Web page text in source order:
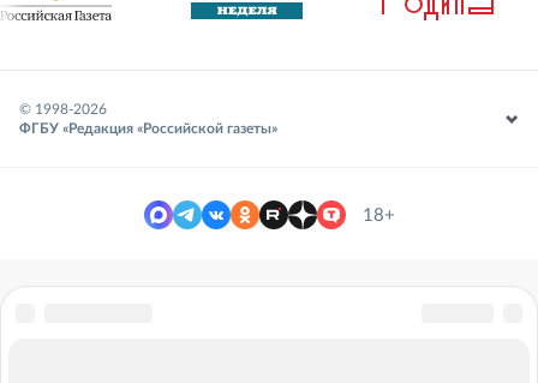
© 1998-2026
ФГБУ «Редакция «Российской газеты»
18+